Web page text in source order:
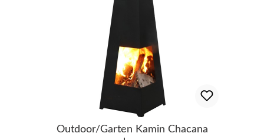
Outdoor/Garten Kamin Chacana